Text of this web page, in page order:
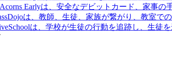
Acorns Earlyは、安全なデビットカード、家事
は、教師、生徒、家族が繋がり、教室で
は、学校が生徒の行動を追跡し、生徒